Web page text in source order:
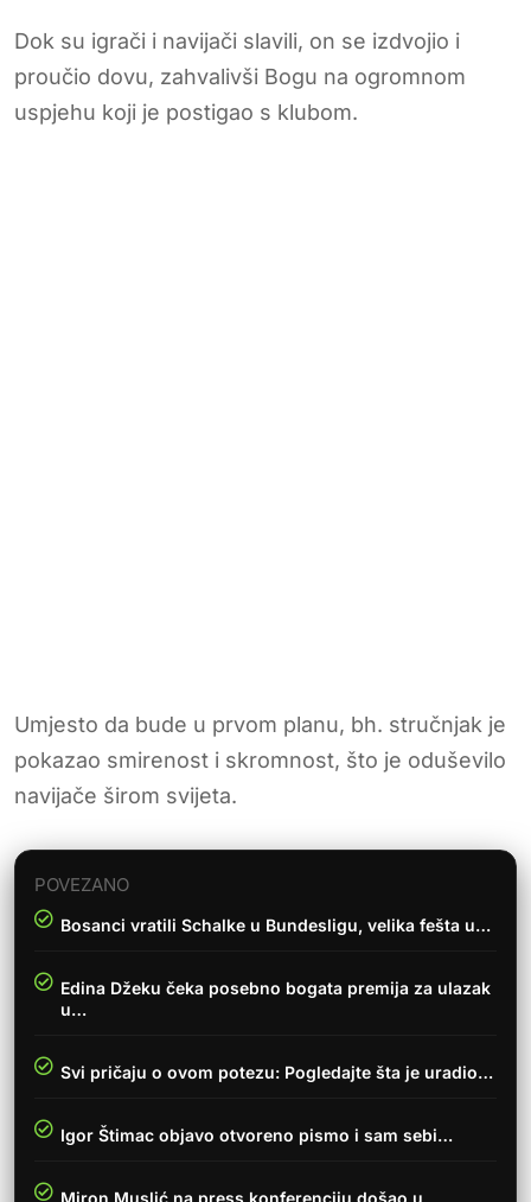
Dok su igrači i navijači slavili, on se izdvojio i
proučio dovu, zahvalivši Bogu na ogromnom
uspjehu koji je postigao s klubom.
Umjesto da bude u prvom planu, bh. stručnjak je
pokazao smirenost i skromnost, što je oduševilo
navijače širom svijeta.
POVEZANO
Bosanci vratili Schalke u Bundesligu, velika fešta u…
Edina Džeku čeka posebno bogata premija za ulazak
u…
Svi pričaju o ovom potezu: Pogledajte šta je uradio…
Igor Štimac objavo otvoreno pismo i sam sebi…
Miron Muslić na press konferenciju došao u